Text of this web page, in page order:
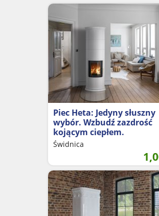
Piec Heta: Jedyny słuszny
wybór. Wzbudź zazdrość
kojącym ciepłem.
Świdnica